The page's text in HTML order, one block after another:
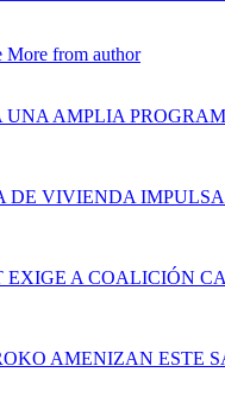
More from author
UNA AMPLIA
DE VIVIENDA
EXIGE A COALICIÓN
AMENIZAN ESTE